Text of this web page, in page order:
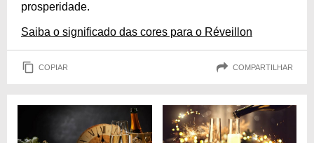
prosperidade.
Saiba o significado das cores para o Réveillon
COPIAR COMPARTILHAR